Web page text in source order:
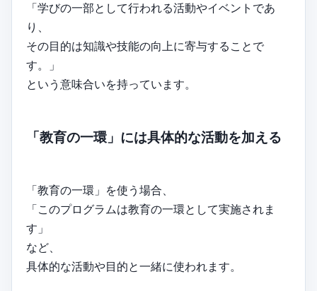
「学びの一部として行われる活動やイベントであ
り、
その目的は知識や技能の向上に寄与することで
す。」
という意味合いを持っています。
「教育の一環」には具体的な活動を加える
「教育の一環」を使う場合、
「このプログラムは教育の一環として実施されま
す」
など、
具体的な活動や目的と一緒に使われます。